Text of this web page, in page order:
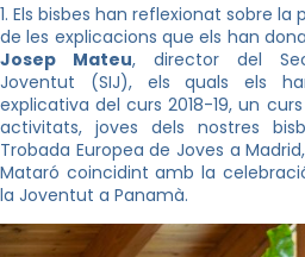
1. Els bisbes han reflexionat sobre
de les explicacions que els han
Josep Mateu, director del
Joventut (SIJ), els quals els
explicativa del curs 2018-19, un
activitats, joves dels nostres
Trobada Europea de Joves a
Mataró coincidint amb la
la Joventut a Panamà.